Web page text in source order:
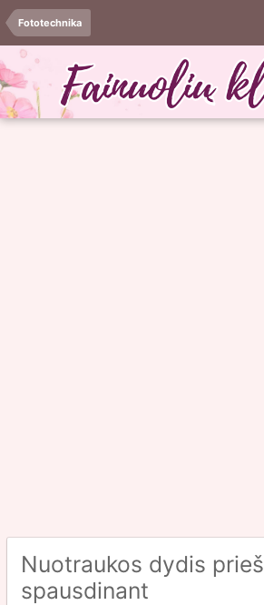
Fototechnika
Nuotraukos dydis prieš
spausdinant